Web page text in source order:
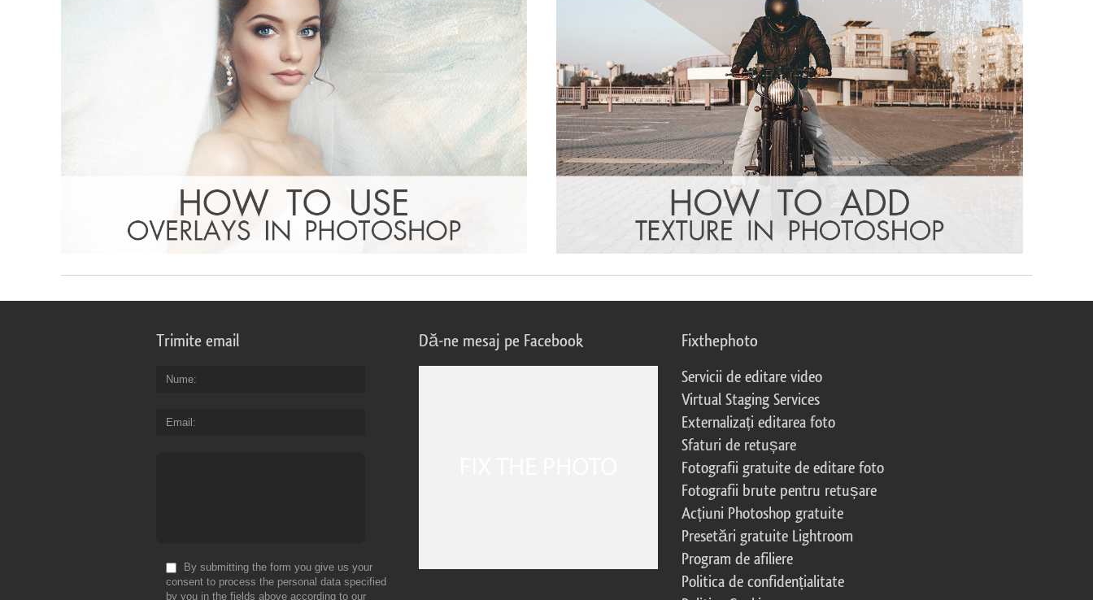
Trimite email
Nume
Email
By submitting the form you give us your
consent to process the personal data specified
by you in the fields above according to our
Dă-ne mesaj pe Facebook Fixthephoto
Servicii de editare video
Virtual Staging Services
Externalizați editarea foto
Sfaturi de retușare
Fotografii gratuite de editare foto
Fotografii brute pentru retușare
Acțiuni Photoshop gratuite
Presetări gratuite Lightroom
Program de afiliere
Politica de confidențialitate